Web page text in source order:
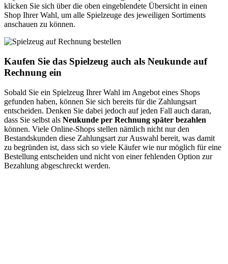
klicken Sie sich über die oben eingeblendete Übersicht in einen
Shop Ihrer Wahl, um alle Spielzeuge des jeweiligen Sortiments
anschauen zu können.
Kaufen Sie das Spielzeug auch als Neukunde auf
Rechnung ein
Sobald Sie ein Spielzeug Ihrer Wahl im Angebot eines Shops
gefunden haben, können Sie sich bereits für die Zahlungsart
entscheiden. Denken Sie dabei jedoch auf jeden Fall auch daran,
dass Sie selbst als Neukunde per Rechnung später bezahlen
können. Viele Online-Shops stellen nämlich nicht nur den
Bestandskunden diese Zahlungsart zur Auswahl bereit, was damit
zu begründen ist, dass sich so viele Käufer wie nur möglich für eine
Bestellung entscheiden und nicht von einer fehlenden Option zur
Bezahlung abgeschreckt werden.